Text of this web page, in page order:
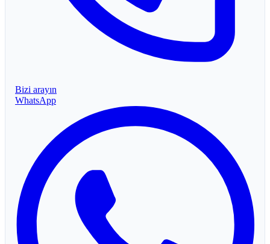
Bizi arayın
WhatsApp